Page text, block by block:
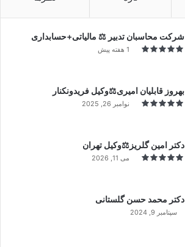
شرکت محاسبان تدبیر ⚖️ مالیاتی+حسابداری
1 هفته پیش
بهروز قابلیان امیری⚖️وکیل فریدونکنار
نوامبر 26, 2025
دکتر امین گلریز⚖️وکیل تهران
می 11, 2026
دکتر محمد حسن گلستانی
سپتامبر 9, 2024